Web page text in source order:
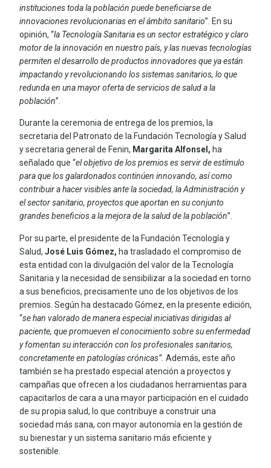
instituciones toda la población puede beneficiarse de
innovaciones revolucionarias en el ámbito sanitario”. En su
opinión, “la Tecnología Sanitaria es un sector estratégico y claro
motor de la innovación en nuestro país, y las nuevas tecnologías
permiten el desarrollo de productos innovadores que ya están
impactando y revolucionando los sistemas sanitarios, lo que
redunda en una mayor oferta de servicios de salud a la
población”.
Durante la ceremonia de entrega de los premios, la
secretaria del Patronato de la Fundación Tecnología y Salud
y secretaria general de Fenin, Margarita Alfonsel, ha
señalado que “el objetivo de los premios es servir de estímulo
para que los galardonados continúen innovando, así como
contribuir a hacer visibles ante la sociedad, la Administración y
el sector sanitario, proyectos que aportan en su conjunto
grandes beneficios a la mejora de la salud de la población”.
Por su parte, el presidente de la Fundación Tecnología y
Salud, José Luis Gómez, ha trasladado el compromiso de
esta entidad con la divulgación del valor de la Tecnología
Sanitaria y la necesidad de sensibilizar a la sociedad en torno
a sus beneficios, precisamente uno de los objetivos de los
premios. Según ha destacado Gómez, en la presente edición,
“se han valorado de manera especial iniciativas dirigidas al
paciente, que promueven el conocimiento sobre su enfermedad
y fomentan su interacción con los profesionales sanitarios,
concretamente en patologías crónicas”. Además, este año
también se ha prestado especial atención a proyectos y
campañas que ofrecen a los ciudadanos herramientas para
capacitarlos de cara a una mayor participación en el cuidado
de su propia salud, lo que contribuye a construir una
sociedad más sana, con mayor autonomía en la gestión de
su bienestar y un sistema sanitario más eficiente y
sostenible